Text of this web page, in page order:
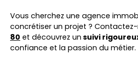
Vous cherchez une agence
concrétiser un projet ?
80 et découvrez un suivi
confiance et la passion du métier.